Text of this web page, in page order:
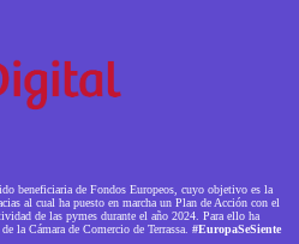
beneficiaria de Fondos Europeos, cuyo objetivo es la
al cual ha puesto en marcha un Plan de Acción con el
de las pymes durante el año 2024. Para ello ha
la Cámara de Comercio de Terrassa. #EuropaSeSiente